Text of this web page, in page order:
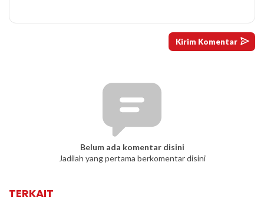
Belum ada komentar disini
Jadilah yang pertama berkomentar disini
TERKAIT